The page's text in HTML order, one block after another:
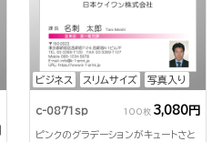
ビジネス スリムサイズ 写真入り
c-0871sp 100枚 3,080円
ピンクのグラデーションがキュートさと